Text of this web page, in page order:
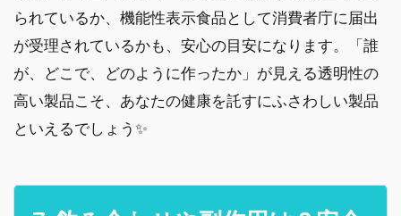
られているか、機能性表示食品として消費者庁に届出
が受理されているかも、安心の目安になります。「誰
が、どこで、どのように作ったか」が見える透明性の
高い製品こそ、あなたの健康を託すにふさわしい製品
といえるでしょう✨